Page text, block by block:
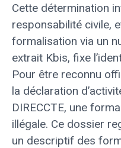
Cette détermination
responsabilité civile,
formalisation via un
extrait Kbis, fixe
Pour être reconnu
la déclaration
DIRECCTE, une
illégale. Ce dossier
un descriptif des